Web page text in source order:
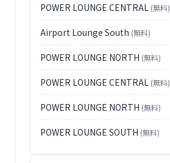
POWER LOUNGE CENTRAL (無料)
Airport Lounge South (無料)
POWER LOUNGE NORTH (無料)
POWER LOUNGE CENTRAL (無料)
POWER LOUNGE NORTH (無料)
POWER LOUNGE SOUTH (無料)